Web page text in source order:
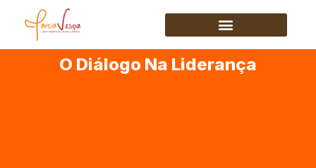
O Diálogo Na Liderança